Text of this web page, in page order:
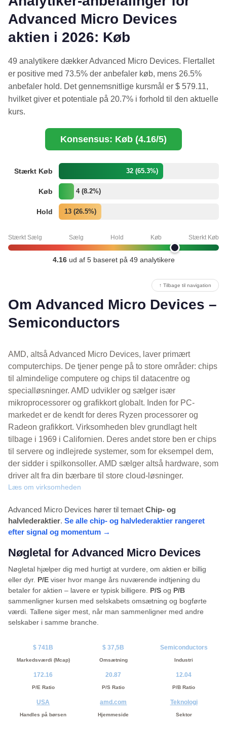
Advanced Micro Devices
aktien i 2026: Køb
49 analytikere dækker Advanced Micro Devices. Flertallet
er positive med 73.5% der anbefaler køb, mens 26.5%
anbefaler hold. Det gennemsnitlige kursmål er $ 579.11,
hvilket giver et potentiale på 20.7% i forhold til den aktuelle
kurs.
Konsensus: Køb (4.16/5)
Stærkt Køb 32 (65.3%)
Køb 4 (8.2%)
Hold 13 (26.5%)
Stærkt Sælg Sælg Hold Køb Stærkt Køb
4.16ud af 5 baseret på 49 analytikere
↑ Tilbage til navigation
Om Advanced Micro Devices –
Semiconductors
AMD, altså Advanced Micro Devices, laver primært
computerchips. De tjener penge på to store områder: chips
til almindelige computere og chips til datacentre og
specialløsninger. AMD udvikler og sælger især
mikroprocessorer og grafikkort globalt. Inden for PC-
markedet er de kendt for deres Ryzen processorer og
Radeon grafikkort. Virksomheden blev grundlagt helt
tilbage i 1969 i Californien. Deres andet store ben er chips
til servere og indlejrede systemer, som for eksempel dem,
der sidder i spilkonsoller. AMD sælger altså hardware, som
driver alt fra din bærbare til store cloud-løsninger.
Læs om virksomheden
Advanced Micro Devices hører til temaet Chip- og
halvlederaktier. Se alle chip- og halvlederaktier rangeret
efter signal og momentum →
Nøgletal for Advanced Micro Devices
Nøgletal hjælper dig med hurtigt at vurdere, om aktien er billig
eller dyr. P/E viser hvor mange års nuværende indtjening du
betaler for aktien – lavere er typisk billigere. P/S og P/B
sammenligner kursen med selskabets omsætning og bogførte
værdi. Tallene siger mest, når man sammenligner med andre
selskaber i samme branche.
$ 741B
Markedsværdi (Mcap)
$ 37,5B
Omsætning
Semiconductors
Industri
172.16
P/E Ratio
20.87
P/S Ratio
12.04
P/B Ratio
USA
Handles på børsen
amd.com
Hjemmeside
Teknologi
Sektor